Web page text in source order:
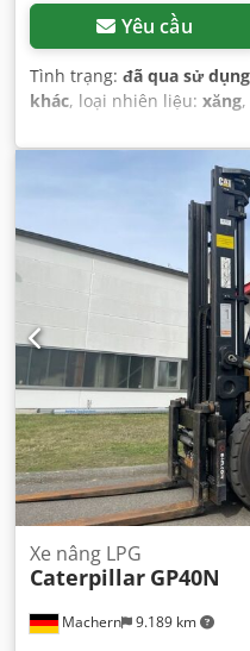
Yêu cầu
Tình trạng: đã qua sử dụng
khác, loại nhiên liệu: xăng
, hạng mục
khác, Năm sản xuất:2013,
Machern 9.189 km
Xe nâng LPG
Caterpillar GP40N